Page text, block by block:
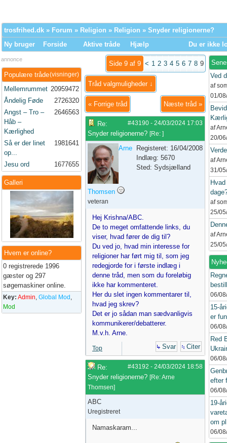
trosfrihed.dk » Forum » Religion » Religion » Snyder religionerne?
Ny bruger
Forside Aktive tråde Hjælp Du er ikke
annonce
(visninger)
Populære tråde
Mellemrummet 20959472
Åndelig Føde
2726320
Angst – Tro –
Håb –
Kærlighed
2646563
Så er der linet
op...
1981641
Jesu ord 1677655
Galleri
Hvem er online?
0 registrerede 1996
gæster og 297
søgemaskiner online.
Key: Admin, Global Mod ,
Mod
Side 9 af 9 < 1 2 3 4 5 6 7 8 9
Tråd valgmuligheder ↓
« Forrige tråd Næste tråd »
#43190 - 24/03/2024 17:03
Re:
Snyder religionerne? [Re: ]
Arne
Thomsen
veteran
Registeret: 16/04/2008
Indlæg: 5670
Sted: Sydsjælland
Hej Krishna/ABC.
De to meget omfattende links, du
viser, hvad fører de dig til?
Du ved jo, hvad min interesse for
religioner har ført mig til, som jeg
redegjorde for i første indlæg i
denne tråd, men som du foreløbig
ikke har kommenteret.
Her du slet ingen kommentarer til,
hvad jeg skrev?
Det er jo sådan man sædvanligvis
kommunikerer/debatterer.
M.v.h. Arne.
Top Svar Citer
#43192 - 24/03/2024 18:58
Re:
Snyder religionerne? [Re: Arne
Thomsen]
ABC
Uregistreret
Namaskaram...
Ved
af
01/
af
20/
af
31/
af
25/
af
25/
06/
15-
er
06/
Red
06/
efter
06/
19-
om
06/